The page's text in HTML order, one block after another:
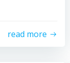
read more